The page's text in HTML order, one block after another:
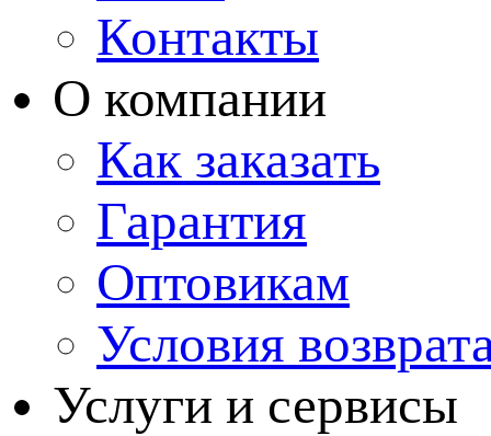
Контакты
О компании
Как заказать
Гарантия
Оптовикам
Условия
Услуги и сервисы